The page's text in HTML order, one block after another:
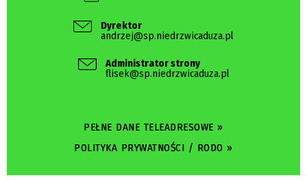
Dyrektor
andrzej@sp.niedrzwicaduza.pl
Administrator strony
flisek@sp.niedrzwicaduza.pl
PEŁNE DANE TELEADRESOWE »
POLITYKA PRYWATNOŚCI / RODO »